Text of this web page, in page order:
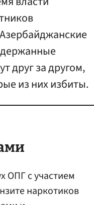
друг за другом,
из них избиты.
ОПГ с участием
наркотиков